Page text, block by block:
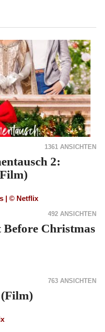
1361 ANSICHTEN
2:
492 ANSICHTEN
Christmas
763 ANSICHTEN